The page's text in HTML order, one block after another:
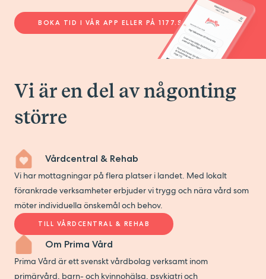
LÄS MER MOTTAGNINGAR
LÄS MER MOTTAGNINGAR
Preventivmedel
Självklart förnyar vi snabbt recept både per telefon,
LÄS MER
Vi hjälper dig med dig som har underlivsbesvär. Det
kan vara allt från t.ex. smärta, flytning och utslag.
besöket innebära en patientavgift på 200kr.
Högkostnadsskydd gäller.
LÄS MER MOTTAGNINGAR
BOKA TID I VÅR APP ELLER PÅ 1177.SE
Vi är en del av någonting
större
Vårdcentral & Rehab
Vi har mottagningar på flera platser i landet. Med lokalt
förankrade verksamheter erbjuder vi trygg och nära vård som
möter individuella önskemål och behov.
TILL VÅRDCENTRAL & REHAB
Om Prima Vård
Prima Vård är ett svenskt vårdbolag verksamt inom
primärvård, barn- och kvinnohälsa, psykiatri och